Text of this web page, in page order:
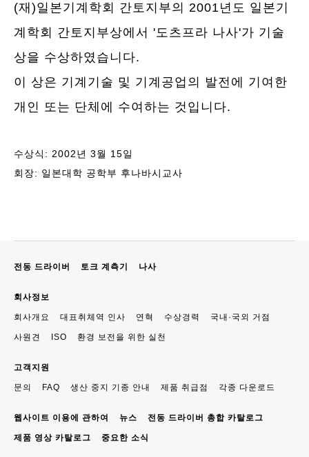
(재)일본기계학회 간토지부의 2001년도 일본기
계학회 간토지부상에서 '도츠프라 나사'가 기술
상을 수상하였습니다.
이 상은 기계기술 및 기계공업의 발전에 기여한
개인 또는 단체에 수여하는 것입니다.
수상식: 2002년 3월 15일
회장: 일본대학 공학부 후나바시교사
전동 드라이버 토크 계측기 나사
회사정보
회사개요 대표취체역 인사 연혁 수상경력 국내·국외 거점
사원견 ISO 환경 보전을 위한 실천
고객지원
문의 FAQ 생산 중지 기종 안내 제품 취급점 각종 다운로드
웹사이트 이용에 관하여 뉴스 전동 드라이버 총합 카탈로그
제품 영상 카탈로그 중요한 소식